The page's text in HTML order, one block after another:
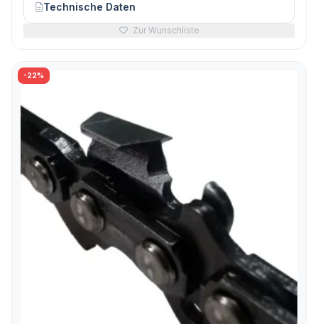
Technische Daten
Zur Wunschliste
-22%